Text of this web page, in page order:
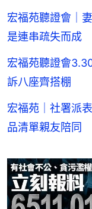
宏福苑聽證會｜
是連串疏失而成
宏福苑聽證會
訴八座齊搭棚
宏福苑｜社署派
品清單親友陪同